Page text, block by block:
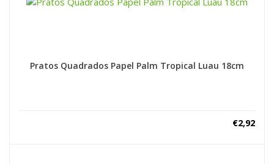
Pratos Quadrados Papel Palm Tropical Luau 18cm
€2,92